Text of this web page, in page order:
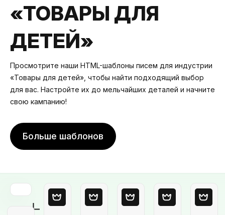
«ТОВАРЫ ДЛЯ
ДЕТЕЙ»
Просмотрите наши HTML-шаблоны писем для индустрии
«Товары для детей», чтобы найти подходящий выбор
для вас. Настройте их до мельчайших деталей и начните
свою кампанию!
Больше шаблонов